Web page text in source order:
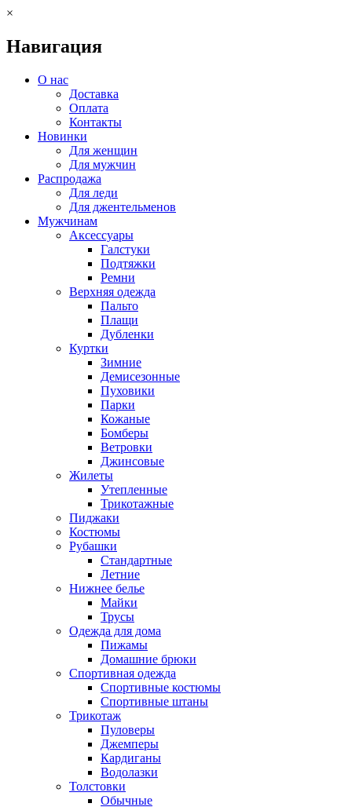
×
Навигация
О нас
Доставка
Оплата
Контакты
Новинки
Для женщин
Для мужчин
Распродажа
Для леди
Для джентельменов
Мужчинам
Аксессуары
Галстуки
Подтяжки
Ремни
Верхняя одежда
Пальто
Плащи
Дубленки
Куртки
Зимние
Демисезонные
Пуховики
Парки
Кожаные
Бомберы
Ветровки
Джинсовые
Жилеты
Утепленные
Трикотажные
Пиджаки
Костюмы
Рубашки
Стандартные
Летние
Нижнее белье
Майки
Трусы
Одежда для дома
Пижамы
Домашние брюки
Спортивная одежда
Спортивные костюмы
Спортивные штаны
Трикотаж
Пуловеры
Джемперы
Кардиганы
Водолазки
Толстовки
Обычные